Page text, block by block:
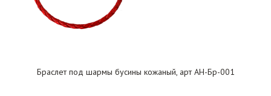
Браслет под шармы бусины кожаный, арт АН-Бр-001